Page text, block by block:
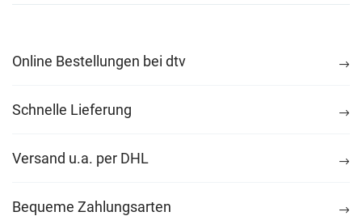
Online Bestellungen bei dtv
Schnelle Lieferung
Versand u.a. per DHL
Bequeme Zahlungsarten